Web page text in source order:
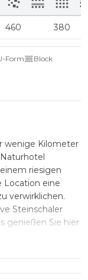
460 380
Form
Block
wenige Kilometer
riesigen
Location eine
verwirklichen.
Steinschaler
genießen Sie hier
Platz für